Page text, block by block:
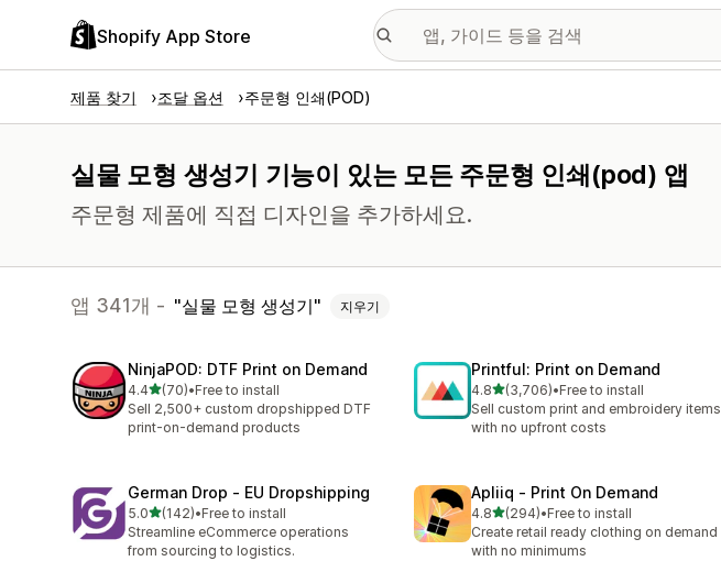
Shopify App Store
제품 찾기 조달 옵션 주문형 인쇄(POD)
실물 모형 생성기 기능이 있는 모든 주문형 인쇄(pod) 앱
주문형 제품에 직접 디자인을 추가하세요.
앱 341개 - 실물 모형 생성기 지우기
NinjaPOD: DTF Print on Demand
4.4별 5개 중
(70)
총 리뷰 70개
•Free to install
Sell 2,500+ custom dropshipped DTF
print-on-demand products
Printful: Print on Demand
4.8별 5개 중
(3,706)
총 리뷰 3706개
•Free to install
Sell custom print and embroidery items
with no upfront costs
German Drop ‑ EU Dropshipping
5.0별 5개 중
(142)
총 리뷰 142개
•Free to install
Streamline eCommerce operations
from sourcing to logistics.
Apliiq ‑ Print On Demand
4.8별 5개 중
(294)
총 리뷰 294개
•Free to install
Create retail ready clothing on demand
with no minimums